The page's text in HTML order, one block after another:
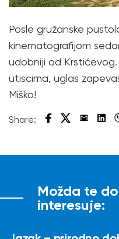
Posle gružanske
kinematografijom
udobniji od
utiscima, uglas
Miško!
Share:
Možda te
interesuje: